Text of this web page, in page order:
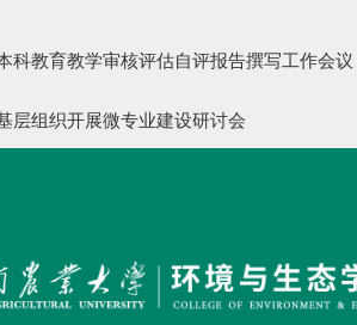
科教育教学审核评估自评报告撰写工作会议
层组织开展微专业建设研讨会